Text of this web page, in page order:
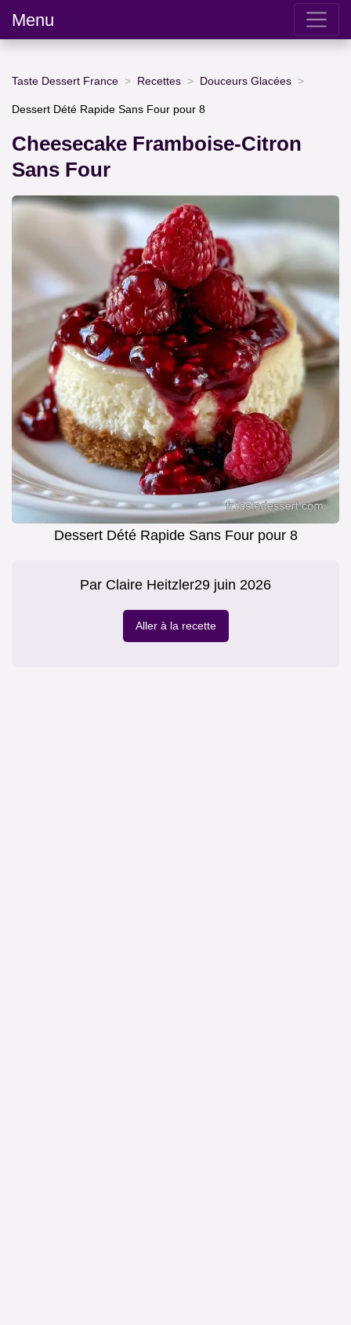
Menu
Taste Dessert France Recettes Douceurs Glacées
Dessert Dété Rapide Sans Four pour 8
Cheesecake Framboise-Citron
Sans Four
Dessert Dété Rapide Sans Four pour 8
Par Claire Heitzler29 juin 2026
Aller à la recette